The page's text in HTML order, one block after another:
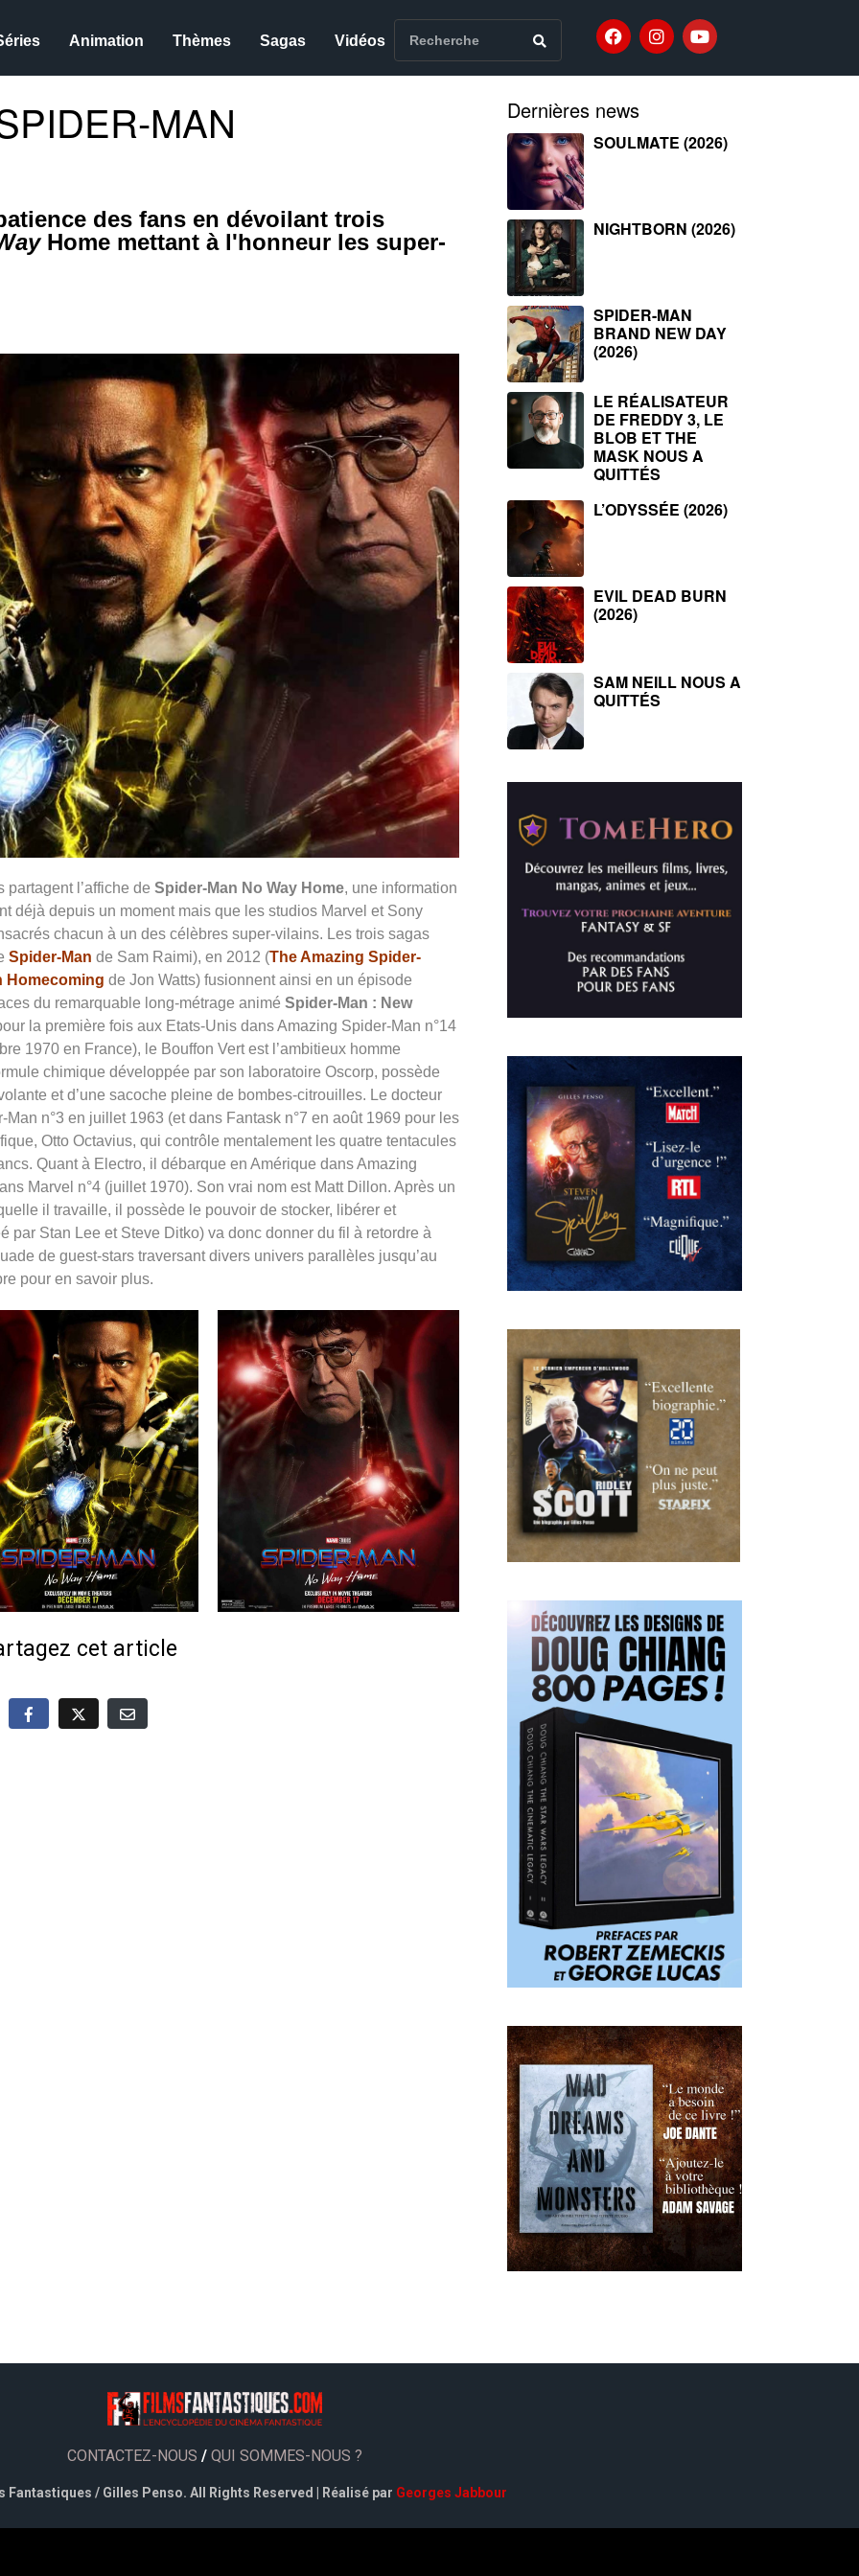
Animation Thèmes Sagas Vidéos
MAN
des fans en dévoilant trois
Home mettant à l'honneur les super-
partagent l’affiche de Spider-Man No Way Home, une information
déjà depuis un moment mais que les studios Marvel et Sony
chacun à un des célèbres super-vilains. Les trois sagas
Spider-Man de Sam Raimi), en 2012 (The Amazing Spider-
Homecoming de Jon Watts) fusionnent ainsi en un épisode
du remarquable long-métrage animé Spider-Man : New
la première fois aux Etats-Unis dans Amazing Spider-Man n°14
1970 en France), le Bouffon Vert est l’ambitieux homme
chimique développée par son laboratoire Oscorp, possède
et d’une sacoche pleine de bombes-citrouilles. Le docteur
n°3 en juillet 1963 (et dans Fantask n°7 en août 1969 pour les
Otto Octavius, qui contrôle mentalement les quatre tentacules
Quant à Electro, il débarque en Amérique dans Amazing
Marvel n°4 (juillet 1970). Son vrai nom est Matt Dillon. Après un
il travaille, il possède le pouvoir de stocker, libérer et
par Stan Lee et Steve Ditko) va donc donner du fil à retordre à
de guest-stars traversant divers univers parallèles jusqu’au
pour en savoir plus.
cet article
Dernières news
SOULMATE (2026)
NIGHTBORN (2026)
SPIDER-MAN
BRAND NEW DAY
(2026)
LE RÉALISATEUR
DE FREDDY 3, LE
BLOB ET THE
MASK NOUS A
QUITTÉS
L’ODYSSÉE (2026)
EVIL DEAD BURN
(2026)
SAM NEILL NOUS A
QUITTÉS
CONTACTEZ-NOUS / QUI SOMMES-NOUS ?
Fantastiques / Gilles Penso. All Rights Reserved | Réalisé par Georges Jabbour